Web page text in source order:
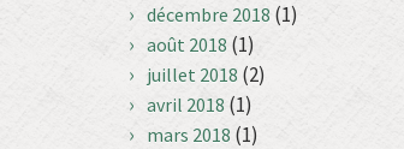
décembre 2018 (1)
août 2018 (1)
juillet 2018 (2)
avril 2018 (1)
mars 2018 (1)